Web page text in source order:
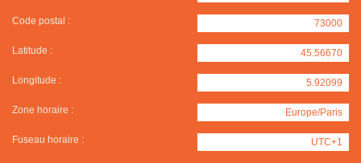
Code postal : 73000
Latitude : 45.56670
Longitude : 5.92099
Zone horaire : Europe/Paris
Fuseau horaire : UTC+1